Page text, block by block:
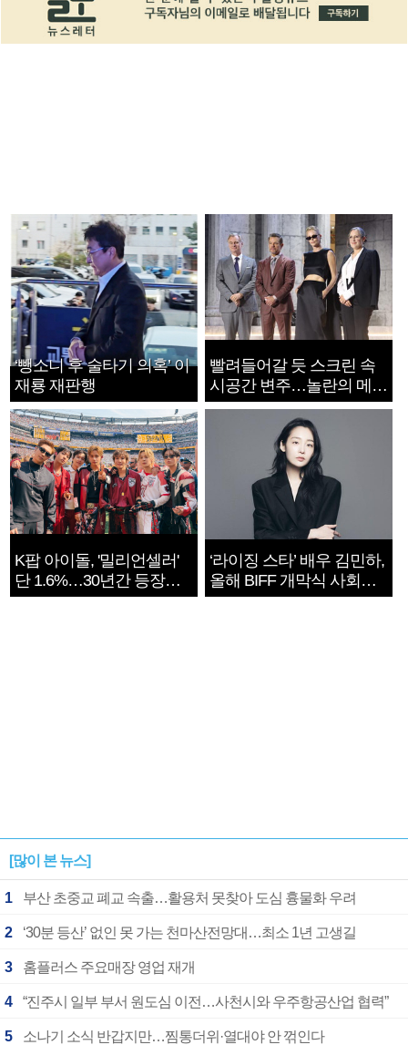
‘뺑소니 후 술타기 의혹’ 이
재룡 재판행
빨려들어갈 듯 스크린 속
시공간 변주…놀란의 메시
지는 ‘전쟁 속죄’
K팝 아이돌, '밀리언셀러'
단 1.6%…30년간 등장
1182개팀 전수조사
‘라이징 스타’ 배우 김민하,
올해 BIFF 개막식 사회자
확정
[많이 본 뉴스]
1 부산 초중교 폐교 속출…활용처 못찾아 도심 흉물화 우려
2 ‘30분 등산’ 없인 못 가는 천마산전망대…최소 1년 고생길
3 홈플러스 주요매장 영업 재개
4 “진주시 일부 부서 원도심 이전…사천시와 우주항공산업 협력”
5 소나기 소식 반갑지만…찜통더위·열대야 안 꺾인다